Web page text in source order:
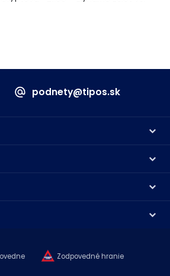
podnety@tipos.sk
Zodpovedné hranie